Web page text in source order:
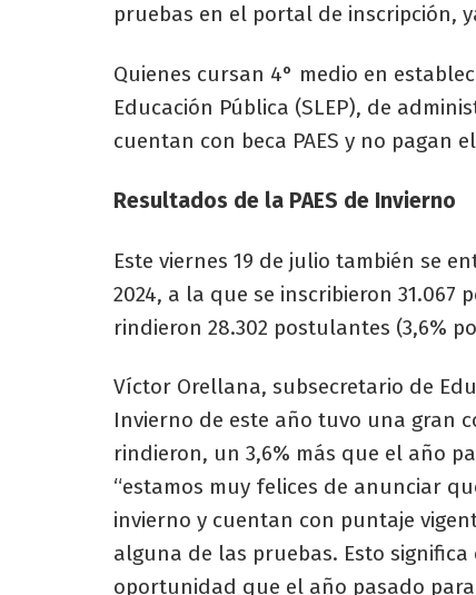
pruebas en el portal de inscripción,
Quienes cursan 4° medio en
Educación Pública (SLEP), de
cuentan con beca PAES y no pagan
Resultados de la PAES de Invierno
Este viernes 19 de julio también se
2024, a la que se inscribieron 31.067
rindieron 28.302 postulantes (3,6%
Víctor Orellana, subsecretario de
Invierno de este año tuvo una gran
rindieron, un 3,6% más que el año
“estamos muy felices de anunciar
invierno y cuentan con puntaje
alguna de las pruebas. Esto
oportunidad que el año pasado